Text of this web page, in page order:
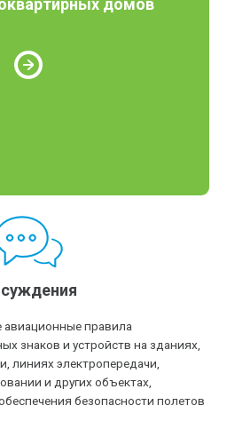
правила
знаков и устройств на зданиях,
линиях электропередачи,
и других объектах,
безопасности полетов